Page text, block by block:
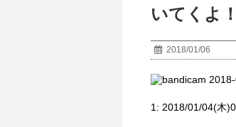
いてくよ！
2018/01/06
1: 2018/01/04(木